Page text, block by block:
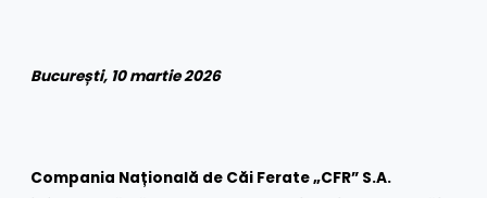
București, 10 martie 2026
Compania Națională de Căi Ferate „CFR” S.A.